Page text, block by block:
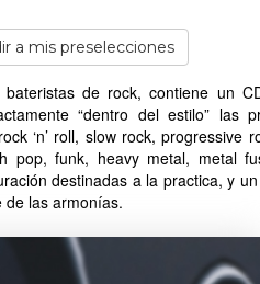
a mis preselecciones
de rock, contiene un
“dentro del estilo” las
‘n’ roll, slow rock, progressive
pop, funk, heavy metal, metal
destinadas a la practica, y
de las armonías.